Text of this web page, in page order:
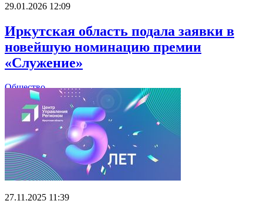
29.01.2026 12:09
Иркутская область подала заявки в
новейшую номинацию премии
«Служение»
Общество
27.11.2025 11:39